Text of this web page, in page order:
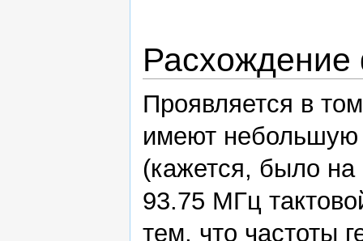
Проявляется в
имеют небольшую
(кажется, было
93.75 МГц
тем, что частоты